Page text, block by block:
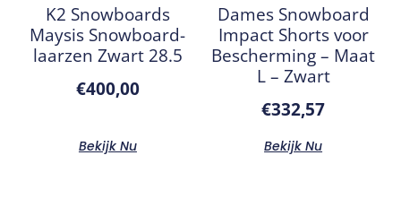
K2 Snowboards
Maysis Snowboard-
laarzen Zwart 28.5
€400,00
Bekijk Nu
Dames Snowboard
Impact Shorts voor
Bescherming – Maat
L – Zwart
€332,57
Bekijk Nu